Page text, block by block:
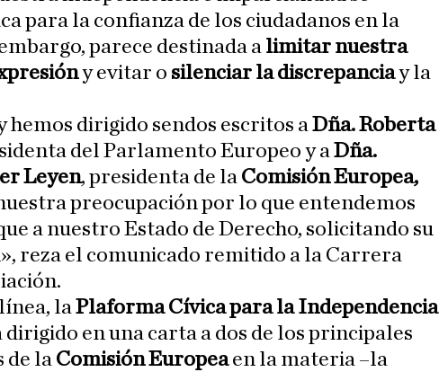
para la confianza de los ciudadanos en la
parece destinada a limitar nuestra
y evitar o silenciar la discrepanciay la
hemos dirigido sendos escritos aDña. Roberta
del Parlamento Europeo y aDña.
Leyen, presidenta de la Comisión Europea,
preocupación por lo que entendemos
a nuestro Estado de Derecho, solicitando su
reza el comunicado remitido a la Carrera
laPlaforma Cívica para la Independencia
dirigido en una carta a dos de los principales
de la Comisión Europeaen la materia –la